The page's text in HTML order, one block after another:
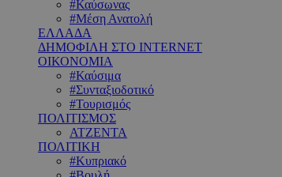
#Καύσωνας
#Μέση Ανατολή
ΕΛΛΑΔΑ
ΔΗΜΟΦΙΛΗ ΣΤΟ INTERNET
ΟΙΚΟΝΟΜΙΑ
#Καύσιμα
#Συνταξιοδοτικό
#Τουρισμός
ΠΟΛΙΤΙΣΜΟΣ
ΑΤΖΕΝΤΑ
ΠΟΛΙΤΙΚΗ
#Κυπριακό